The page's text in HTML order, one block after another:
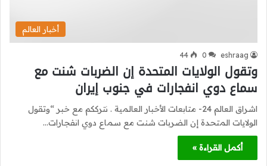
أخبار العالم
eshraag
0
44
وتقول الولايات المتحدة إن الضربات شنت مع
سماع دوي انفجارات في جنوب إيران
اشراق العالم 24- متابعات الأخبار العالمية . نترككم مع خبر “وتقول
الولايات المتحدة إن الضربات شنت مع سماع دوي انفجارات…
أكمل القراءة »